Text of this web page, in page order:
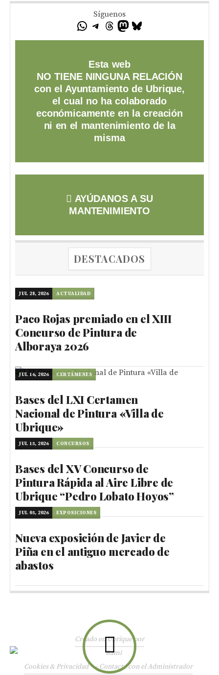
Síguenos
Esta web
NO TIENE NINGUNA RELACIÓN
con el Ayuntamiento de Ubrique,
el cual no ha colaborado
económicamente en la creación
ni en el mantenimiento de la
misma
AYÚDANOS A SU
MANTENIMIENTO
DESTACADOS
JUL 28, 2026 ACTUALIDAD
Paco Rojas premiado en el XIII
Concurso de Pintura de
Alboraya 2026
JUL 16, 2026 CERTÁMENES
Bases del LXI Certamen
Nacional de Pintura «Villa de
Ubrique»
JUL 15, 2026 CONCURSOS
Bases del XV Concurso de
Pintura Rápida al Aire Libre de
Ubrique “Pedro Lobato Hoyos”
JUL 05, 2026 EXPOSICIONES
Nueva exposición de Javier de
Piña en el antiguo mercado de
abastos
Creado en Ubrique por
Cookies & Privacidad —Contacte con el Administrador